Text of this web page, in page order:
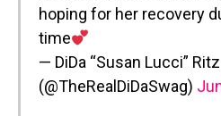
hoping for her recovery
time
— DiDa “Susan Lucci” Ritz
(@TheRealDiDaSwag)